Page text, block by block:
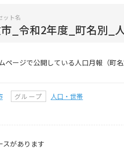
ット名
_令和2年度_町名別_
ページで公開している人口月報（町
グループ 人口・世帯
スがあります